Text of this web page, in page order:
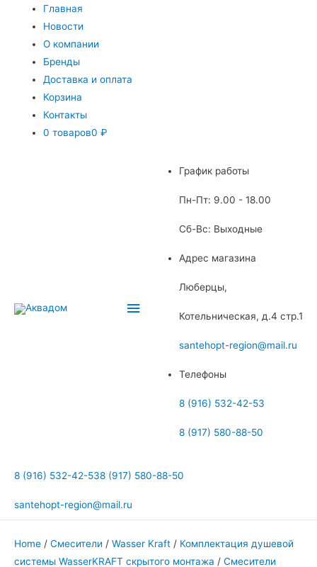
Главная
Новости
О компании
Бренды
Доставка и оплата
Корзина
Контакты
0 товаров0 ₽
Главное
График работы
Пн-Пт: 9.00 - 18.00
Сб-Вс: Выходные
Адрес магазина
Люберцы,
Котельническая, д.4 стр.1
santehopt-region@mail.ru
Телефоны
8 (916) 532-42-53
8 (917) 580-88-50
8 (916) 532-42-538 (917) 580-88-50
santehopt-region@mail.ru
Home / Смесители / Wasser Kraft / Комплектация душевой
системы WasserKRAFT скрытого монтажа / Смесители